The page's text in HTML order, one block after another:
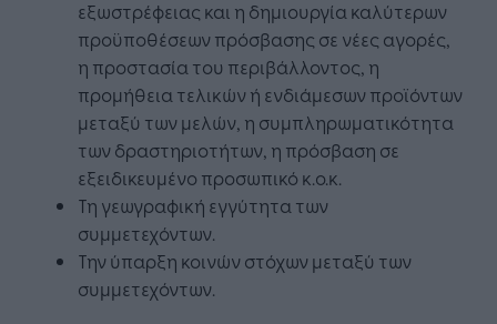
εξωστρέφειας και η δημιουργία καλύτερων
προϋποθέσεων πρόσβασης σε νέες αγορές,
η προστασία του περιβάλλοντος, η
προμήθεια τελικών ή ενδιάμεσων προϊόντων
μεταξύ των μελών, η συμπληρωματικότητα
των δραστηριοτήτων, η πρόσβαση σε
εξειδικευμένο προσωπικό κ.ο.κ.
Τη γεωγραφική εγγύτητα των
συμμετεχόντων.
Την ύπαρξη κοινών στόχων μεταξύ των
συμμετεχόντων.